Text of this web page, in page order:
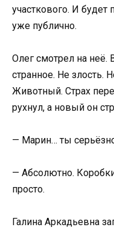
участкового. И будет
уже публично.
Олег смотрел на неё.
странное. Не злость.
Животный. Страх
рухнул, а новый он
— Марин… ты
— Абсолютно.
просто.
Галина Аркадьевна